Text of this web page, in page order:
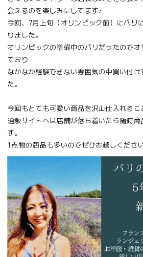
会えるのを楽しみにしてます♪
今回、7月上旬（オリンピック前）にパリ
りました。
オリンピックの準備中のパリだったのでオ
ており
なかなか経験できない雰囲気の中買い付
た。
今回もとても可愛い商品を沢山仕入れるこ
通販サイトへは店舗が落ち着いたら随時
す。
1点物の商品も多いのでぜひお越しくださ